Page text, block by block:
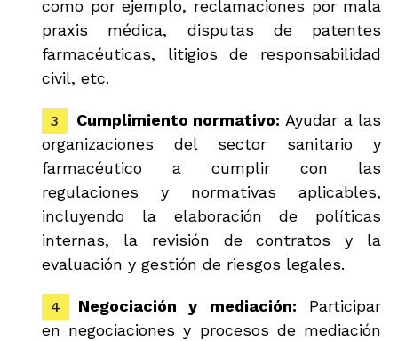
como por ejemplo, reclamaciones por mala
praxis médica, disputas de patentes
farmacéuticas, litigios de responsabilidad
civil, etc.
Cumplimiento normativo: Ayudar a las
organizaciones del sector sanitario y
farmacéutico a cumplir con las
regulaciones y normativas aplicables,
incluyendo la elaboración de políticas
internas, la revisión de contratos y la
evaluación y gestión de riesgos legales.
Negociación y mediación: Participar
en negociaciones y procesos de mediación